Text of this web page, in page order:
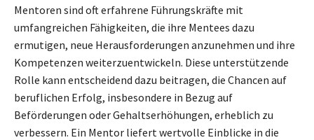
Mentoren sind oft erfahrene Führungskräfte mit
umfangreichen Fähigkeiten, die ihre Mentees dazu
ermutigen, neue Herausforderungen anzunehmen und ihre
Kompetenzen weiterzuentwickeln. Diese unterstützende
Rolle kann entscheidend dazu beitragen, die Chancen auf
beruflichen Erfolg, insbesondere in Bezug auf
Beförderungen oder Gehaltserhöhungen, erheblich zu
verbessern. Ein Mentor liefert wertvolle Einblicke in die